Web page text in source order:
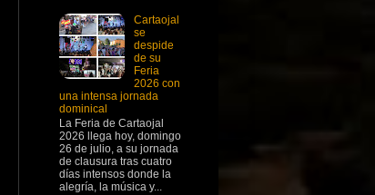
Cartaojal
se
despide
de su
Feria
2026 con
una intensa jornada
dominical
La Feria de Cartaojal
2026 llega hoy, domingo
26 de julio, a su jornada
de clausura tras cuatro
días intensos donde la
alegría, la música y...